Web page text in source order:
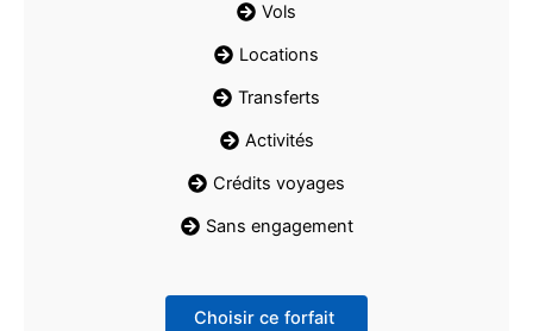
Vols
Locations
Transferts
Activités
Crédits voyages
Sans engagement
Choisir ce forfait